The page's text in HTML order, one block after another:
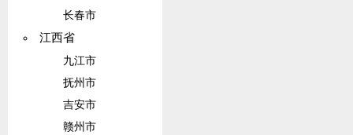
长春市
江西省
九江市
抚州市
吉安市
赣州市